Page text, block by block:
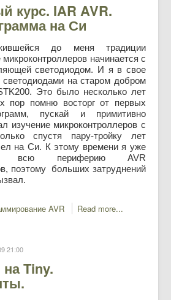
курс. IAR AVR.
на Си
до меня традиции
начинается с
светодиодом. И я в свое
светодиодами на старом добром
Это было несколько лет
пор помню восторг от первых
пускай и примитивно
изучение микроконтроллеров с
спустя пару-тройку лет
на Си. К этому времени я уже
всю периферию AVR
поэтому больших затруднений
AVR Read more...
21:00
Tiny.